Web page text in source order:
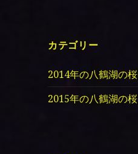
カテゴリー
2014年の八鶴湖の桜
2015年の八鶴湖の桜